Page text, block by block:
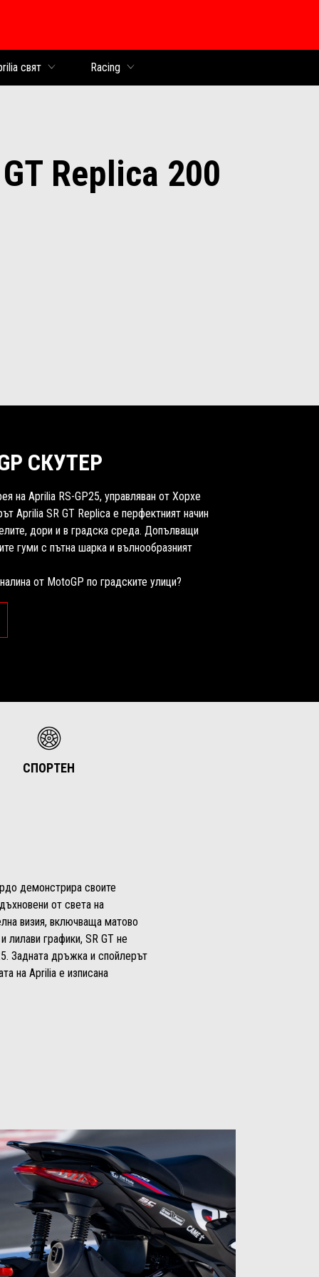
свят Racing
Replica 200
СКУТЕР
на Aprilia RS-GP25, управляван от Хорхе
Aprilia SR GT Replica е перфектният начин
дори и в градска среда. Допълващи
гуми с пътна шарка и вълнообразният
от MotoGP по градските улици?
СПОРТЕН
демонстрира своите
от света на
визия, включваща матово
лилави графики, SR GT не
Задната дръжка и спойлерът
на Aprilia е изписана